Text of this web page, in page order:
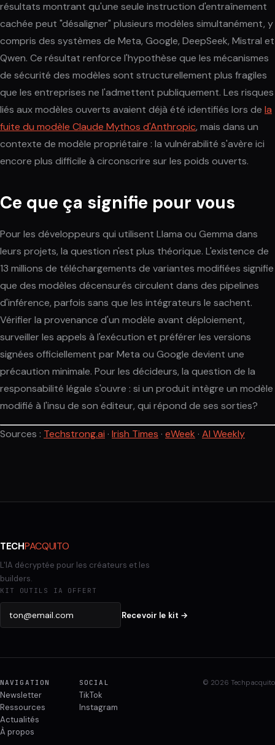
résultats montrant qu'une seule instruction d'entraînement
cachée peut "désaligner" plusieurs modèles simultanément, y
compris des systèmes de Meta, Google, DeepSeek, Mistral et
Qwen. Ce résultat renforce l'hypothèse que les mécanismes
de sécurité des modèles sont structurellement plus fragiles
que les entreprises ne l'admettent publiquement. Les risques
liés aux modèles ouverts avaient déjà été identifiés lors de la
fuite du modèle Claude Mythos d'Anthropic, mais dans un
contexte de modèle propriétaire : la vulnérabilité s'avère ici
encore plus difficile à circonscrire sur les poids ouverts.
Ce que ça signifie pour vous
Pour les développeurs qui utilisent Llama ou Gemma dans
leurs projets, la question n'est plus théorique. L'existence de
13 millions de téléchargements de variantes modifiées signifie
que des modèles décensurés circulent dans des pipelines
d'inférence, parfois sans que les intégrateurs le sachent.
Vérifier la provenance d'un modèle avant déploiement,
surveiller les appels à l'exécution et préférer les versions
signées officiellement par Meta ou Google devient une
précaution minimale. Pour les décideurs, la question de la
responsabilité légale s'ouvre : si un produit intègre un modèle
modifié à l'insu de son éditeur, qui répond de ses sorties?
Sources : Techstrong.ai · Irish Times · eWeek · AI Weekly
TECHPACQUITO
L'IA décryptée pour les créateurs et les
builders.
KIT OUTILS IA OFFERT
Recevoir le kit →
NAVIGATION
Newsletter
Ressources
Actualités
À propos
SOCIAL
TikTok
Instagram
© 2026 Techpacquito